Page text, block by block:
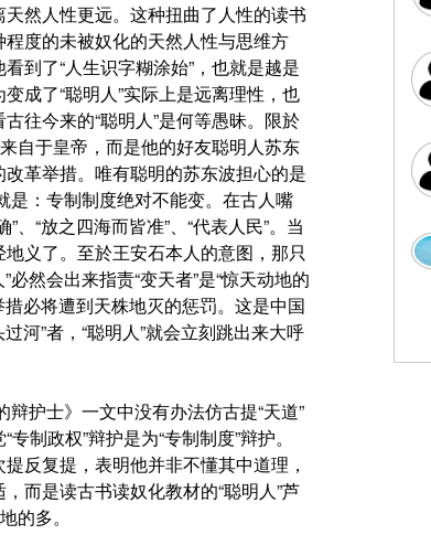
然人性更远。这种扭曲了人性的读书
度的未被奴化的天然人性与思维方
到了“人生识字糊涂始”，也就是越是
成了“聪明人”实际上是远离理性，也
往今来的“聪明人”是何等愚昧。限於
自于皇帝，而是他的好友聪明人苏东
革举措。唯有聪明的苏东波担心的是
是：专制制度绝对不能变。在古人嘴
“放之四海而皆准”、“代表人民”。当
义了。至於王安石本人的意图，那只
然会出来指责“变天者”是“惊天动地的
必将遭到天株地灭的惩罚。这是中国
河”者，“聪明人”就会立刻跳出来大呼
辩护士》一文中没有办法仿古提“天道”
制政权”辩护是为“专制制度”辩护。
反复提，表明他并非不懂其中道理，
而是读古书读奴化教材的“聪明人”芦
的多。